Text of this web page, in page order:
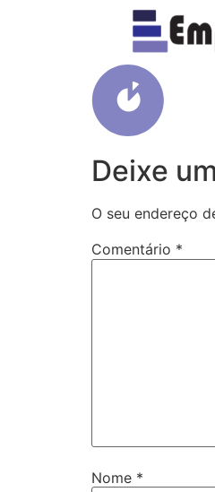
icon1
Deixe
O seu endereço
Comentário *
Nome *